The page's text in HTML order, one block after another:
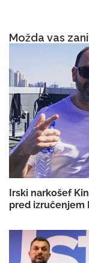
Možda vas
Irski narkošef
pred izručenjem